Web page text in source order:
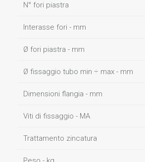
N° fori piastra
Interasse fori - mm
Ø fori piastra - mm
Ø fissaggio tubo min ÷ max - mm
Dimensioni flangia - mm
Viti di fissaggio - MA
Trattamento zincatura